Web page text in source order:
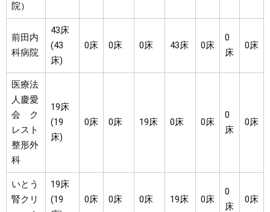
院）
前田内
科病院
43床
(43
床)
0床 0床 0床 43床 0床
0
床
0床
医療法
人慶愛
会 ク
レスト
整形外
科
19床
(19
床)
0床 0床 19床 0床 0床
0
床
0床
いとう
腎クリ
19床
(19
0床 0床 0床 19床 0床
0
床
0床